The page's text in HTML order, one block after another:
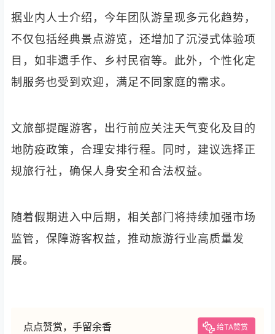
据业内人士介绍，今年团队游呈现多元化趋势，
不仅包括经典景点游览，还增加了沉浸式体验项
目，如非遗手作、乡村民宿等。此外，个性化定
制服务也受到欢迎，满足不同家庭的需求。
文旅部提醒游客，出行前应关注天气变化及目的
地防疫政策，合理安排行程。同时，建议选择正
规旅行社，确保人身安全和合法权益。
随着假期进入中后期，相关部门将持续加强市场
监管，保障游客权益，推动旅游行业高质量发
展。
点点赞赏，手留余香 给TA赞赏